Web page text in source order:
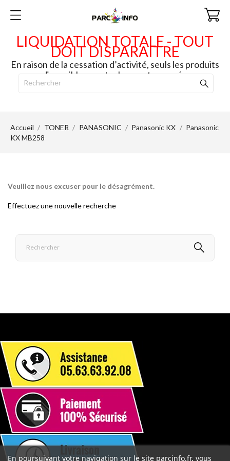
LIQUIDATION TOTALE - TOUT
DOIT DISPARAITRE
En raison de la cessation d’activité, seuls les produits
disponibles en stock seront envoyés.
Accueil TONER PANASONIC Panasonic KX
Panasonic
KX MB258
Veuillez nous excuser pour le désagrément.
Effectuez une nouvelle recherche
En poursuivant votre navigation sur le site parcinfo.fr, vous